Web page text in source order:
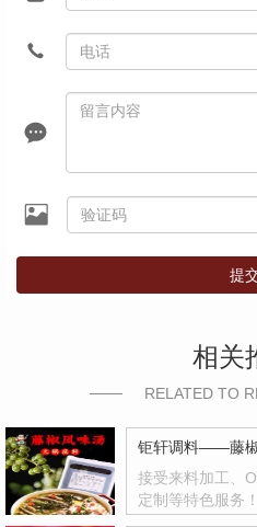
提
相关
RELATED TO
钜轩调料——藤
接受来料加工、
定制等特色服务